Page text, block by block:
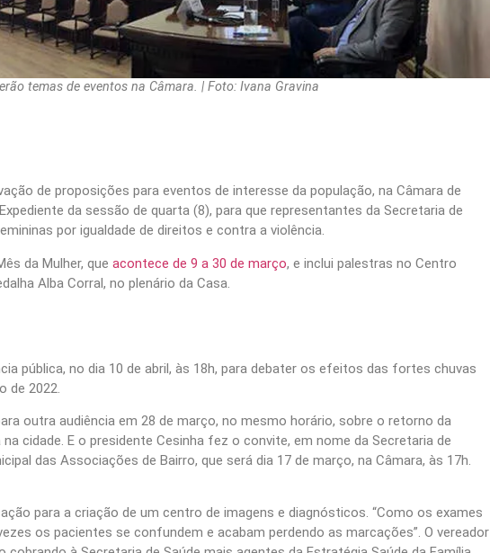
temas de eventos na Câmara. | Foto: Ivana Gravina
de proposições para eventos de interesse da população, na Câmara de
da sessão de quarta (8), para que representantes da Secretaria de
por igualdade de direitos e contra a violência.
da Mulher, que acontece de 9 a 30 de março, e inclui palestras no Centro
Alba Corral, no plenário da Casa.
pública, no dia 10 de abril, às 18h, para debater os efeitos das fortes chuvas
de 2022.
outra audiência em 28 de março, no mesmo horário, sobre o retorno da
cidade. E o presidente Cesinha fez o convite, em nome da Secretaria de
das Associações de Bairro, que será dia 17 de março, na Câmara, às 17h.
para a criação de um centro de imagens e diagnósticos. “Como os exames
os pacientes se confundem e acabam perdendo as marcações”. O vereador